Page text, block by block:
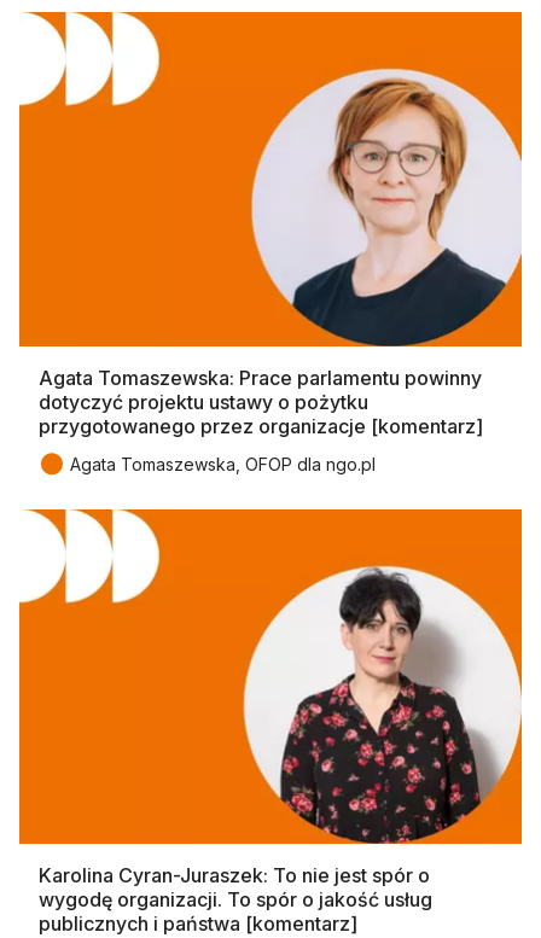
Agata Tomaszewska: Prace parlamentu powinny
dotyczyć projektu ustawy o pożytku
przygotowanego przez organizacje [komentarz]
● Agata Tomaszewska, OFOP dla ngo.pl
Karolina Cyran-Juraszek: To nie jest spór o
wygodę organizacji. To spór o jakość usług
publicznych i państwa [komentarz]